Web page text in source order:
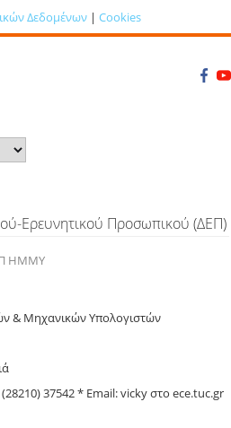
Δεδομένων | Cookies
Ερευνητικού Προσωπικού (ΔΕΠ)
ΗΜΜΥ
& Μηχανικών Υπολογιστών
37542 * Email: vicky στο ece.tuc.gr